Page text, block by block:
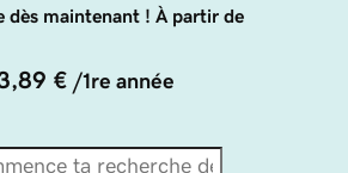
dès maintenant ! À partir de
€ /1re année